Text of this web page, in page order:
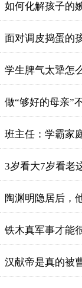
如何化解孩子的
面对调皮捣蛋的
学生脾气太犟怎
做“够好的母亲”
班主任：学霸家
3岁看大7岁看老
陶渊明隐居后，
铁木真军事才能
汉献帝是真的被